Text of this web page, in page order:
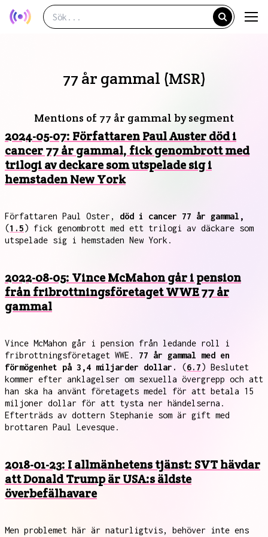
77 år gammal (MSR)
Mentions of 77 år gammal by segment
2024-05-07: Författaren Paul Auster död i
cancer 77 år gammal, fick genombrott med
trilogi av deckare som utspelade sig i
hemstaden New York
Författaren Paul Oster, död i cancer 77 år gammal,
(1.5) fick genombrott med ett trilogi av däckare som
utspelade sig i hemstaden New York.
2022-08-05: Vince McMahon går i pension
från fribrottningsföretaget WWE 77 år
gammal
Vince McMahon går i pension från ledande roll i
fribrottningsföretaget WWE. 77 år gammal med en
förmögenhet på 3,4 miljarder dollar.
(6.7) Beslutet
kommer efter anklagelser om sexuella övergrepp och att
han ska ha använt företagets medel för att betala 15
miljoner dollar för att tysta ner händelserna.
Efterträds av dottern Stephanie som är gift med
brottaren Paul Levesque.
2018-01-23: I allmänhetens tjänst: SVT hävdar
att Donald Trump är USA:s äldste
överbefälhavare
Men problemet här är naturligtvis, behöver inte ens